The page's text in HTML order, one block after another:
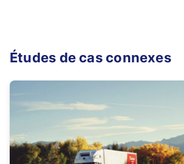
Études de cas connexes